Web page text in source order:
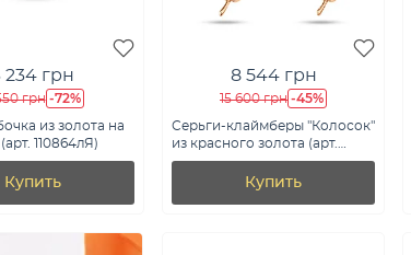
234 грн
грн -72%
из золота на
110864лЯ)
Купить
8 544 грн
15 600 грн -45%
Серьги-клаймберы "Колосок"
из красного золота (арт.
111166)
Купить